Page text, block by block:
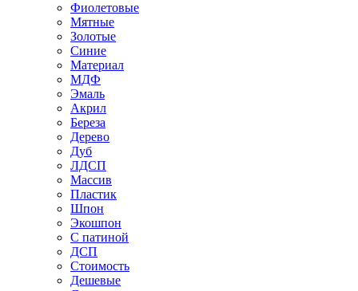
Фиолетовые
Мятные
Золотые
Синие
Материал
МДФ
Эмаль
Акрил
Береза
Дерево
Дуб
ЛДСП
Массив
Пластик
Шпон
Экошпон
С патиной
ДСП
Стоимость
Дешевые